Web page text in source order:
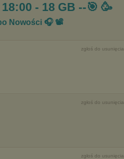
- 18 GB --🎯 🥳
Nowości 🎧 📽
zgłoś do usunięcia
zgłoś do usunięcia
zgłoś do usunięcia